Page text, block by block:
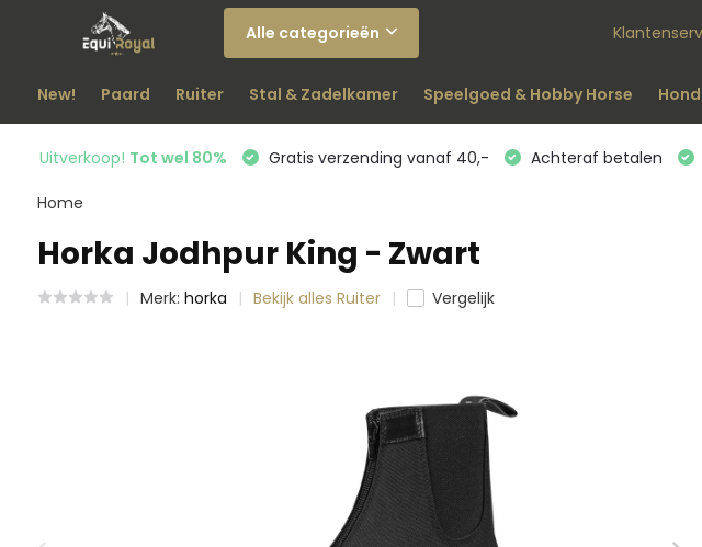
Alle categorieën
New! Paard Ruiter Stal & Zadelkamer Speelgoed & Hobby Horse
Uitverkoop! Tot wel 80% Gratis verzending vanaf 40,- Achteraf betalen
Home
Horka Jodhpur King - Zwart
Merk: horka Bekijk alles Ruiter Vergelijk